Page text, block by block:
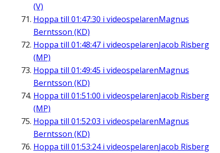
(V)
Hoppa till 01:47:30 i videospelarenMagnus
Berntsson (KD)
Hoppa till 01:48:47 i videospelarenJacob Risberg
(MP)
Hoppa till 01:49:45 i videospelarenMagnus
Berntsson (KD)
Hoppa till 01:51:00 i videospelarenJacob Risberg
(MP)
Hoppa till 01:52:03 i videospelarenMagnus
Berntsson (KD)
Hoppa till 01:53:24i videospelarenJacob Risberg